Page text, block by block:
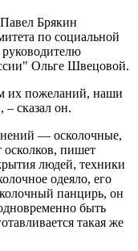
Брякин
по социальной
Ольге Швецовой.
их пожеланий, наши
– сказал он.
— осколочные,
пишет
людей, техники
одеяло, его
панцирь, он
быть
такая же